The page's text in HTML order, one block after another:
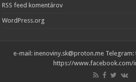
RSS feed komentárov
WordPress.org
e-mail: inenoviny.sk@proton.me
https://www.facebook.com/